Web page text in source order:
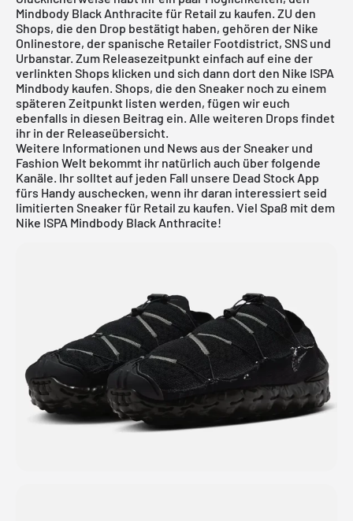
Mindbody Black Anthracite für Retail zu kaufen. ZU den
Shops, die den Drop bestätigt haben, gehören der Nike
Onlinestore, der spanische Retailer Footdistrict, SNS und
Urbanstar. Zum Releasezeitpunkt einfach auf eine der
verlinkten Shops klicken und sich dann dort den Nike ISPA
Mindbody kaufen. Shops, die den Sneaker noch zu einem
späteren Zeitpunkt listen werden, fügen wir euch
ebenfalls in diesen Beitrag ein. Alle weiteren Drops findet
ihr in der Releaseübersicht.
Weitere Informationen und News aus der Sneaker und
Fashion Welt bekommt ihr natürlich auch über folgende
Kanäle. Ihr solltet auf jeden Fall unsere Dead Stock App
fürs Handy auschecken, wenn ihr daran interessiert seid
limitierten Sneaker für Retail zu kaufen. Viel Spaß mit dem
Nike ISPA Mindbody Black Anthracite!